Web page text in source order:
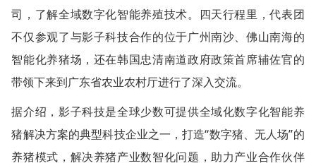
司，了解全域数字化智能养殖技术。四天行程里，代表团
不仅参观了与影子科技合作的位于广州南沙、佛山南海的
智能化养猪场，还在韩国忠清南道政府政策首席辅佐官的
带领下来到广东省农业农村厅进行了深入交流。
据介绍，影子科技是全球少数可提供全域化数字化智能养
猪解决方案的典型科技企业之一，打造“数字猪、无人场”的
养猪模式，解决养猪产业数智化问题，助力产业合作伙伴